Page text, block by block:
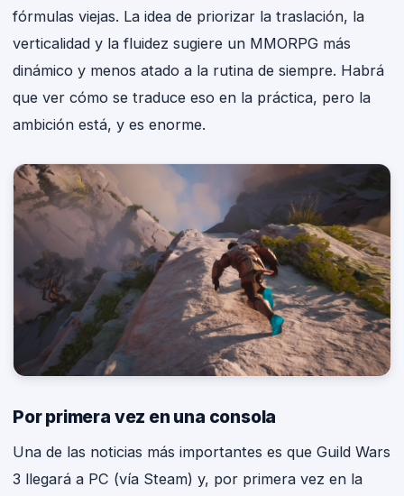
fórmulas viejas. La idea de priorizar la traslación, la
verticalidad y la fluidez sugiere un MMORPG más
dinámico y menos atado a la rutina de siempre. Habrá
que ver cómo se traduce eso en la práctica, pero la
ambición está, y es enorme.
Por primera vez en una consola
Una de las noticias más importantes es que Guild Wars
3 llegará a PC (vía Steam) y, por primera vez en la